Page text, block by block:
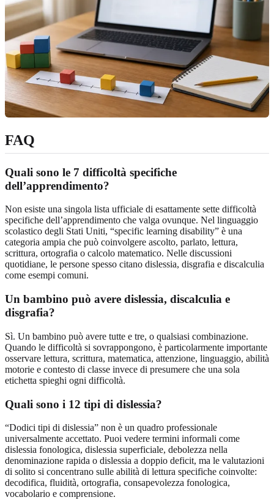
FAQ
Quali sono le 7 difficoltà specifiche
dell’apprendimento?
Non esiste una singola lista ufficiale di esattamente sette difficoltà
specifiche dell’apprendimento che valga ovunque. Nel linguaggio
scolastico degli Stati Uniti, “specific learning disability” è una
categoria ampia che può coinvolgere ascolto, parlato, lettura,
scrittura, ortografia o calcolo matematico. Nelle discussioni
quotidiane, le persone spesso citano dislessia, disgrafia e discalculia
come esempi comuni.
Un bambino può avere dislessia, discalculia e
disgrafia?
Sì. Un bambino può avere tutte e tre, o qualsiasi combinazione.
Quando le difficoltà si sovrappongono, è particolarmente importante
osservare lettura, scrittura, matematica, attenzione, linguaggio, abilità
motorie e contesto di classe invece di presumere che una sola
etichetta spieghi ogni difficoltà.
Quali sono i 12 tipi di dislessia?
“Dodici tipi di dislessia” non è un quadro professionale
universalmente accettato. Puoi vedere termini informali come
dislessia fonologica, dislessia superficiale, debolezza nella
denominazione rapida o dislessia a doppio deficit, ma le valutazioni
di solito si concentrano sulle abilità di lettura specifiche coinvolte:
decodifica, fluidità, ortografia, consapevolezza fonologica,
vocabolario e comprensione.